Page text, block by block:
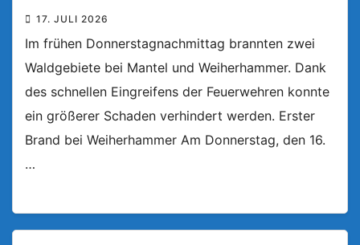
17. JULI 2026
Im frühen Donnerstagnachmittag brannten zwei
Waldgebiete bei Mantel und Weiherhammer. Dank
des schnellen Eingreifens der Feuerwehren konnte
ein größerer Schaden verhindert werden. Erster
Brand bei Weiherhammer Am Donnerstag, den 16.
…